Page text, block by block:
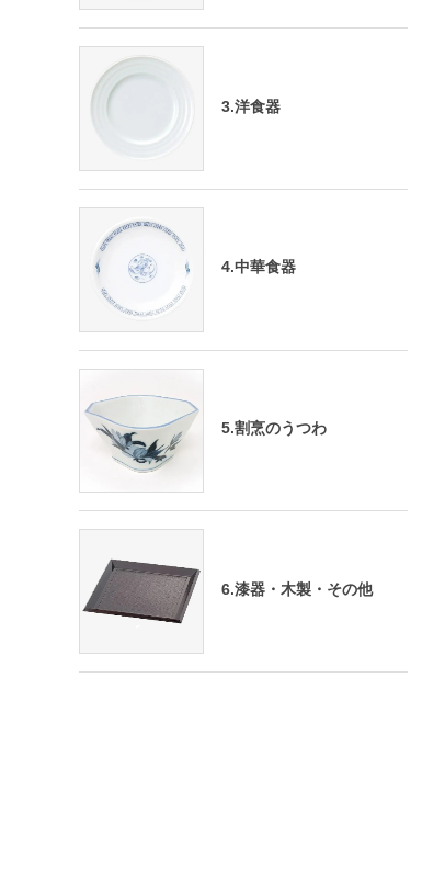
3.洋食器
4.中華食器
5.割烹のうつわ
6.漆器・木製・その他